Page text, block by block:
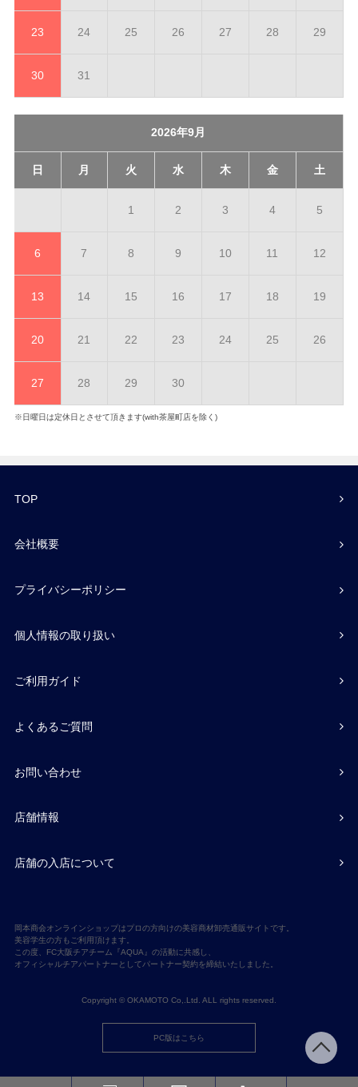
23 24 25 26 27 28 29
30 31
2026年9月
日 月 火 水 木 金 土
1 2 3 4 5
6 7 8 9 10 11 12
13 14 15 16 17 18 19
20 21 22 23 24 25 26
27 28 29 30
※日曜日は定休日とさせて頂きます(with茶屋町店を除く)
TOP
会社概要
プライバシーポリシー
個人情報の取り扱い
ご利用ガイド
よくあるご質問
お問い合わせ
店舗情報
店舗の入店について
岡本商会オンラインショップはプロの方向けの美容商材卸売通販サイトです。
美容学生の方もご利用頂けます。
この度、FC大阪チアチーム『AQUA』の活動に共感し、
オフィシャルチアパートナーとしてパートナー契約を締結いたしました。
Copyright © OKAMOTO Co,.Ltd. ALL rights reserved.
PC版はこちら